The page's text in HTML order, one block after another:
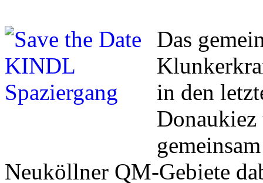
Das
in den
Neuköllner QM-Gebiete